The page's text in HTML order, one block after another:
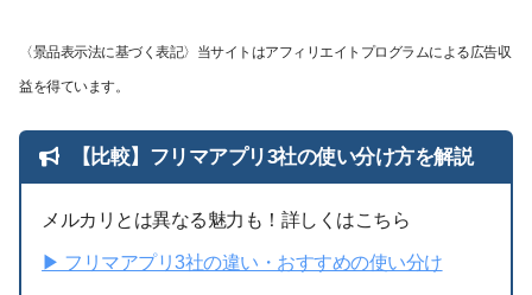
〈景品表示法に基づく表記〉当サイトはアフィリエイトプログラムによる広告収
益を得ています。
【比較】フリマアプリ3社の使い分け方を解説
メルカリとは異なる魅力も！詳しくはこちら
▶︎ フリマアプリ3社の違い・おすすめの使い分け